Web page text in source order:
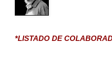
*LISTADO DE